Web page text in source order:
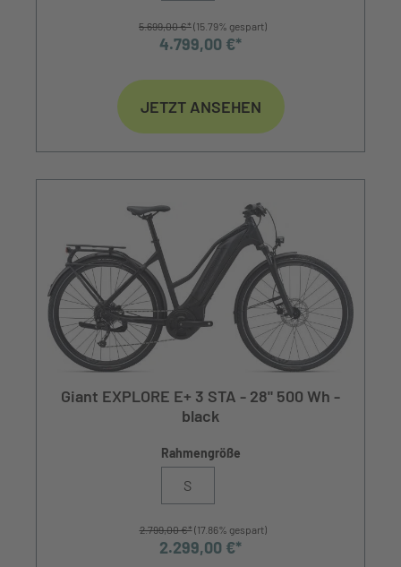
5.699,00 €*(15.79% gespart)
4.799,00 €*
JETZT ANSEHEN
Giant EXPLORE E+ 3 STA - 28" 500 Wh -
black
Rahmengröße
S
2.799,00 €*(17.86% gespart)
2.299,00 €*